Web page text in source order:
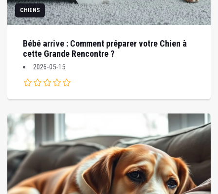
CHIENS
Bébé arrive : Comment préparer votre Chien à
cette Grande Rencontre ?
2026-05-15